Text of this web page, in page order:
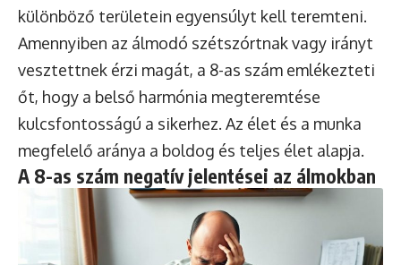
különböző területein egyensúlyt kell teremteni.
Amennyiben az álmodó szétszórtnak vagy irányt
vesztettnek érzi magát, a 8-as szám emlékezteti
őt, hogy a belső harmónia megteremtése
kulcsfontosságú a sikerhez. Az élet és a munka
megfelelő aránya a boldog és teljes élet alapja.
A 8-as szám negatív jelentései az álmokban